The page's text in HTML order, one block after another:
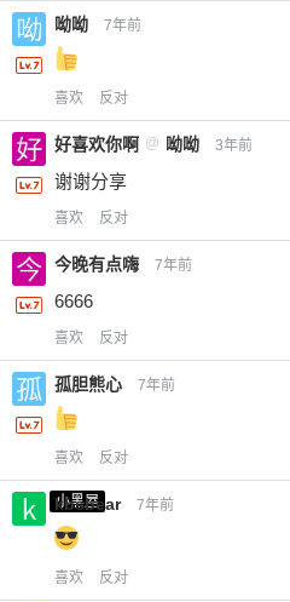
呦呦 7年前
喜欢 反对
好喜欢你啊 @ 呦呦 3年前
谢谢分享
喜欢 反对
今晚有点嗨 7年前
6666
喜欢 反对
孤胆熊心 7年前
喜欢 反对
小黑屋
kbsbear 7年前
喜欢 反对